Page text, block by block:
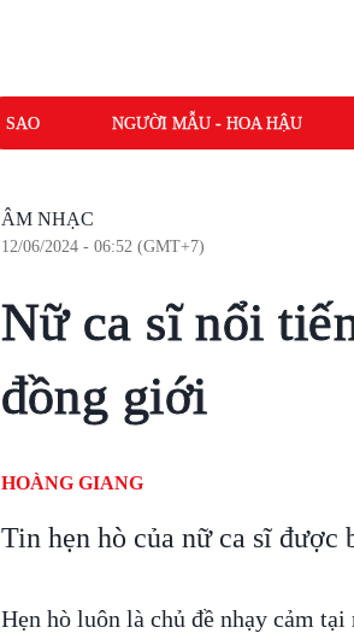
SAO NGƯỜI MẪU - HOA HẬU
ÂM NHẠC
12/06/2024 - 06:52 (GMT+7)
Nữ ca sĩ nổi
đồng giới
HOÀNG GIANG
Tin hẹn hò của nữ ca sĩ được
Hẹn hò luôn là chủ đề nhạy cảm